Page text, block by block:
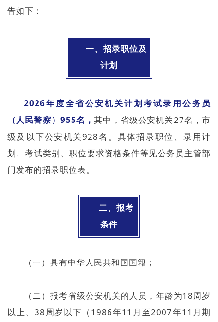
告如下：
一、招录职位及
计划
2026年度全省公安机关计划考试录用公务员
（人民警察）955名，其中，省级公安机关27名，市
级及以下公安机关928名。具体招录职位、录用计
划、考试类别、职位要求资格条件等见公务员主管部
门发布的招录职位表。
二、报考
条件
（一）具有中华人民共和国国籍；
（二）报考省级公安机关的人员，年龄为18周岁
以上、38周岁以下（1986年11月至2007年11月期